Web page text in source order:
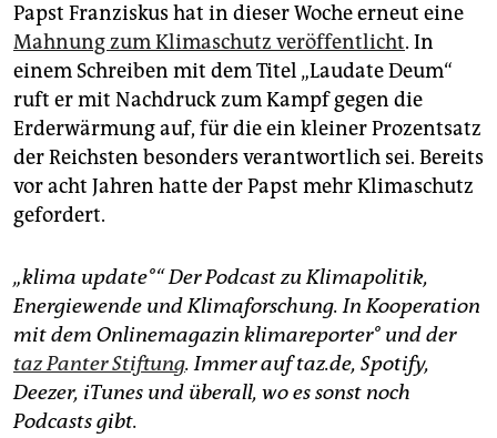
Papst Franziskus hat in dieser Woche erneut eine
Mahnung zum Klimaschutz veröffentlicht. In
einem Schreiben mit dem Titel „Laudate Deum“
ruft er mit Nachdruck zum Kampf gegen die
Erderwärmung auf, für die ein kleiner Prozentsatz
der Reichsten besonders verantwortlich sei. Bereits
vor acht Jahren hatte der Papst mehr Klimaschutz
gefordert.
„klima update°“ Der Podcast zu Klimapolitik,
Energiewende und Klimaforschung. In Kooperation
mit dem Onlinemagazin klimareporter° und der
taz Panter Stiftung. Immer auf taz.de, Spotify,
Deezer, iTunes und überall, wo es sonst noch
Podcasts gibt.